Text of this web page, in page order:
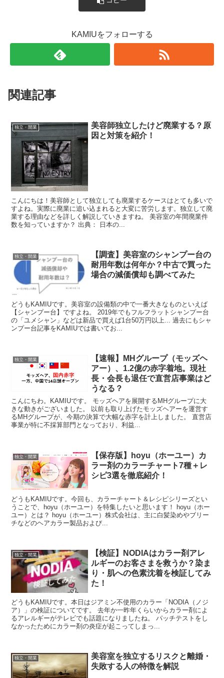
KAMIUをフォローする
関連記事
独立・開業
美容師独立したけど廃業する？原
因と対策を紹介！
こんにちは！美容師として独立しても廃業するケースはとても多いで
すよね。実際に廃業に追い込まれると大変に苦労します。独立して廃
業する理由などを詳しく解説していきますね。 美容室の年間廃業件
数を知っていますか？ 出典： 日本の...
独立・開業
【調査】美容室のシャンプー台の
耐用年数は何年か？中古で買った
場合の減価償却も調べてみた
どうもKAMIUです。美容室の設備類の中で一番大きなものといえば
【シャンプー台】ですよね。 2019年でもフルフラットシャンプー台
の「ユメシャン」などは新品で買えば1台50万円以上... 過去にもシャ
ンプー台記事をKAMIUでは書いてお...
独立・開業
【速報】MHグループ（モッズヘ
アー）、1.2億の赤字着地。現社
長・会長も退任で直営店事業はど
うなる？
こんにちわ。KAMIUです。 モッズヘアを展開するMHグループに大
きな動きがございました。 以前も取り上げたモッズヘアーを運営す
るMHグループが、今期の決算で大幅な赤字を計上しました。 直営店
事業が特に不採算部門となっており、利益...
独立・開業
【保存版】hoyu（ホーユー）カ
ラー剤のカラーチャート7種＋レ
シピ3選を徹底紹介！
どうもKAMIUです。今回も、カラーチャート＆レシピシリーズとい
うことで、hoyu（ホーユー）を特集したいと思います！ hoyu（ホー
ユー）とは？ hoyu（ホーユー）株式会社は、主に白髪染めやブリー
チなどのヘアカラー製品および...
独立・開業
【検証】NODIAはカラー剤アレ
ルギーのお客さまを救うか？染ま
り・肌への色素沈着を検証してみ
た！
どうもKAMIUです。本日はジアミン不使用のカラー「NODIA（ノジ
ア）」の検証についてです。 去年か一昨年くらいからカラー剤によ
るアレルギーがテレビでも話題になりましたね。 パッチテストをし
なかったためにカラー剤の炎症が起こってしまっ...
独立・開業
美容室を独立するリスクと離婚・
失敗する人の特徴を解説